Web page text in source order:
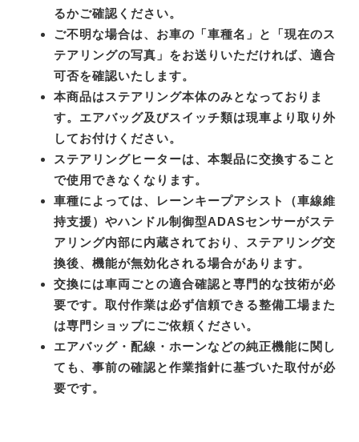
るかご確認ください。
ご不明な場合は、お車の「車種名」と「現在のス
テアリングの写真」をお送りいただければ、適合
可否を確認いたします。
本商品はステアリング本体のみとなっておりま
す。エアバッグ及びスイッチ類は現車より取り外
してお付けください。
ステアリングヒーターは、本製品に交換すること
で使用できなくなります。
車種によっては、レーンキープアシスト（車線維
持支援）やハンドル制御型ADASセンサーがステ
アリング内部に内蔵されており、ステアリング交
換後、機能が無効化される場合があります。
交換には車両ごとの適合確認と専門的な技術が必
要です。取付作業は必ず信頼できる整備工場また
は専門ショップにご依頼ください。
エアバッグ・配線・ホーンなどの純正機能に関し
ても、事前の確認と作業指針に基づいた取付が必
要です。